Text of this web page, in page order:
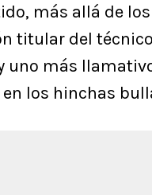
más allá de
titular del
uno más
los hinchas